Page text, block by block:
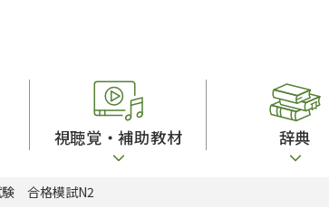
視聴覚・補助教材 辞典
験 合格模試N2